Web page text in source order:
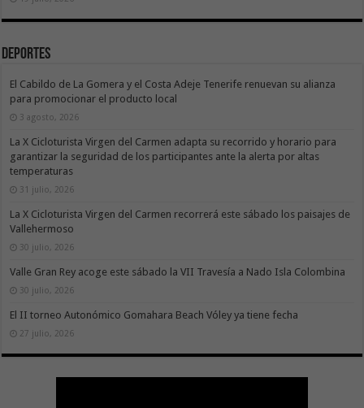
Deportes
El Cabildo de La Gomera y el Costa Adeje Tenerife renuevan su alianza
para promocionar el producto local
3 agosto, 2026
La X Cicloturista Virgen del Carmen adapta su recorrido y horario para
garantizar la seguridad de los participantes ante la alerta por altas
temperaturas
31 julio, 2026
La X Cicloturista Virgen del Carmen recorrerá este sábado los paisajes de
Vallehermoso
30 julio, 2026
Valle Gran Rey acoge este sábado la VII Travesía a Nado Isla Colombina
30 julio, 2026
El II torneo Autonómico Gomahara Beach Vóley ya tiene fecha
27 julio, 2026